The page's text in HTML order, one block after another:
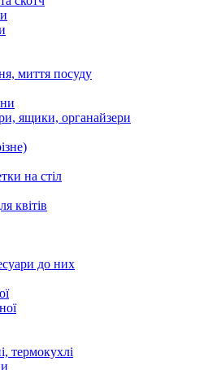
миття посуду
ящики, органайзери
на стіл
квітів
до них
термокухлі